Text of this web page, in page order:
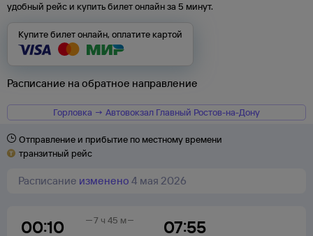
удобный рейс и купить билет онлайн за 5 минут.
Купите билет онлайн, оплатите картой
Расписание на обратное направление
Горловка → Автовокзал Главный Ростов-на-Дону
Отправление и прибытие по местному времени
транзитный рейс
Расписание изменено 4 мая 2026
00:10 07:55
7 ч 45 м